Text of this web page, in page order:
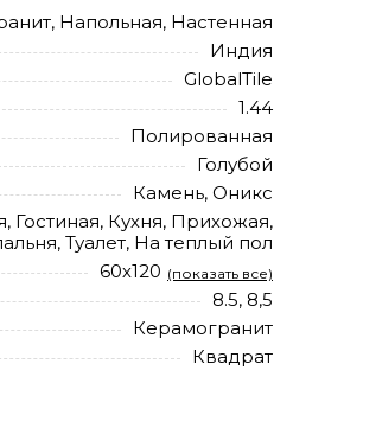
Напольная, Настенная
Индия
GlobalTile
1.44
Полированная
Голубой
Камень, Оникс
Гостиная, Кухня, Прихожая,
Туалет, На теплый пол
60х120 (показать все)
8.5, 8,5
Керамогранит
Квадрат